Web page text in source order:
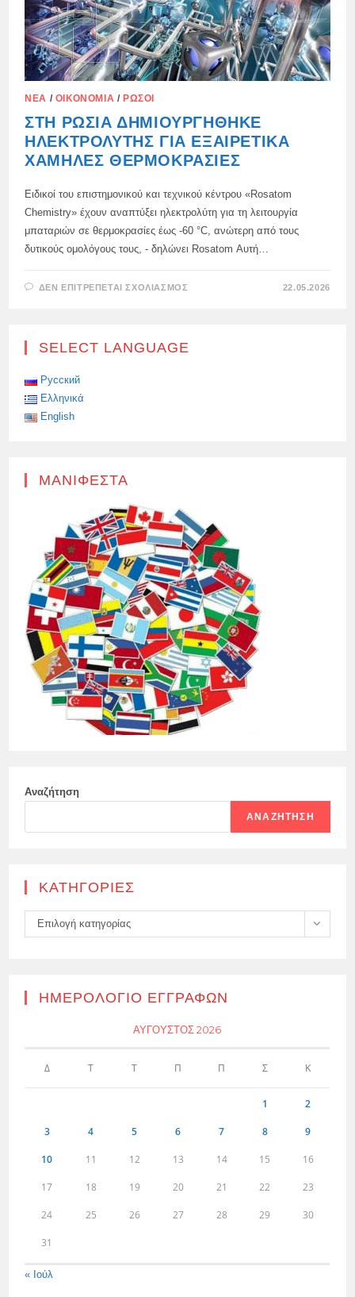
ΝΈΑ / ΟΙΚΟΝΟΜΊΑ / ΡΏΣΟΙ
ΣΤΗ ΡΩΣΊΑ ΔΗΜΙΟΥΡΓΉΘΗΚΕ
ΗΛΕΚΤΡΟΛΎΤΗΣ ΓΙΑ ΕΞΑΙΡΕΤΙΚΆ
ΧΑΜΗΛΈΣ ΘΕΡΜΟΚΡΑΣΊΕΣ
Ειδικοί του επιστημονικού και τεχνικού κέντρου «Rosatom
Chemistry» έχουν αναπτύξει ηλεκτρολύτη για τη λειτουργία
μπαταριών σε θερμοκρασίες έως -60 °C, ανώτερη από τους
δυτικούς ομολόγους τους, - δηλώνει Rosatom Αυτή…
ΔΕΝ ΕΠΙΤΡΈΠΕΤΑΙ ΣΧΟΛΙΑΣΜΌΣ
ΕΞΑΙΡΕΤΙΚΆ
22.05.2026
SELECT LANGUAGE
Русский
Ελληνικά
English
ΜΑΝΙΦΈΣΤΑ
Αναζήτηση
ΑΝΑΖΉΤΗΣΗ
KΑΤΗΓΟΡΊΕΣ
Kατηγορίες
Επιλογή κατηγορίας
ΗΜΕΡΟΛΌΓΙΟ ΕΓΓΡΑΦΏΝ
ΑΎΓΟΥΣΤΟΣ 2026
Δ Τ Τ Π Π Σ Κ
1 2
3 4 5 6 7 8 9
10 11 12 13 14 15 16
17 18 19 20 21 22 23
24 25 26 27 28 29 30
31
« Ιούλ